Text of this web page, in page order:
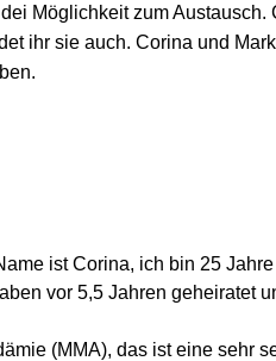
Möglichkeit zum Austausch.
ihr sie auch. Corina und
ist Corina, ich bin 25 Jahre
vor 5,5 Jahren geheiratet
(MMA), das ist eine sehr